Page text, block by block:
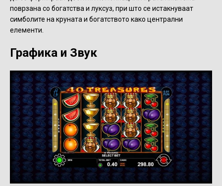
поврзана со богатства и луксуз, при што се истакнуваат
симболите на круната и богатството како централни
елементи.
Графика и Звук